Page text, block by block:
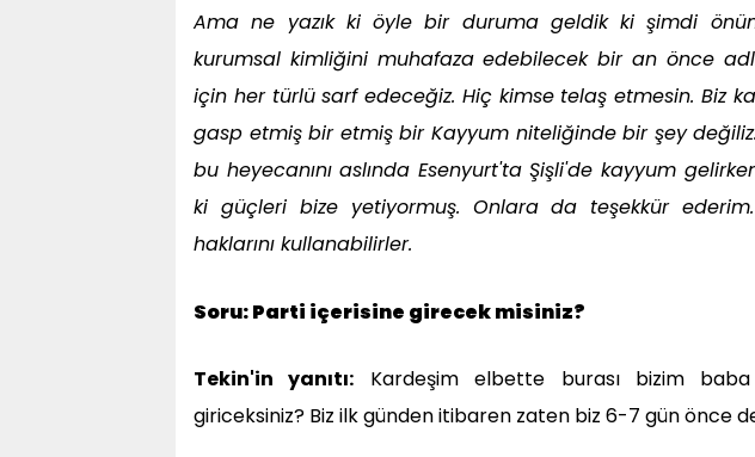
Ama ne yazık ki öyle bir duruma geldik ki şimdi
kurumsal kimliğini muhafaza edebilecek bir an önce
için her türlü sarf edeceğiz. Hiç kimse telaş etmesin. Biz
gasp etmiş bir etmiş bir Kayyum niteliğinde bir şey değiliz.
bu heyecanını aslında Esenyurt'ta Şişli'de kayyum
ki güçleri bize yetiyormuş. Onlara da teşekkür
haklarını kullanabilirler.
Soru: Parti içerisine girecek misiniz?
Tekin'in yanıtı: Kardeşim elbette burası bizim
giriceksiniz? Biz ilk günden itibaren zaten biz 6-7 gün önce